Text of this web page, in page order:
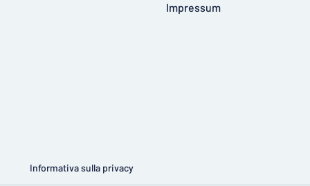
Impressum
Informativa sulla privacy